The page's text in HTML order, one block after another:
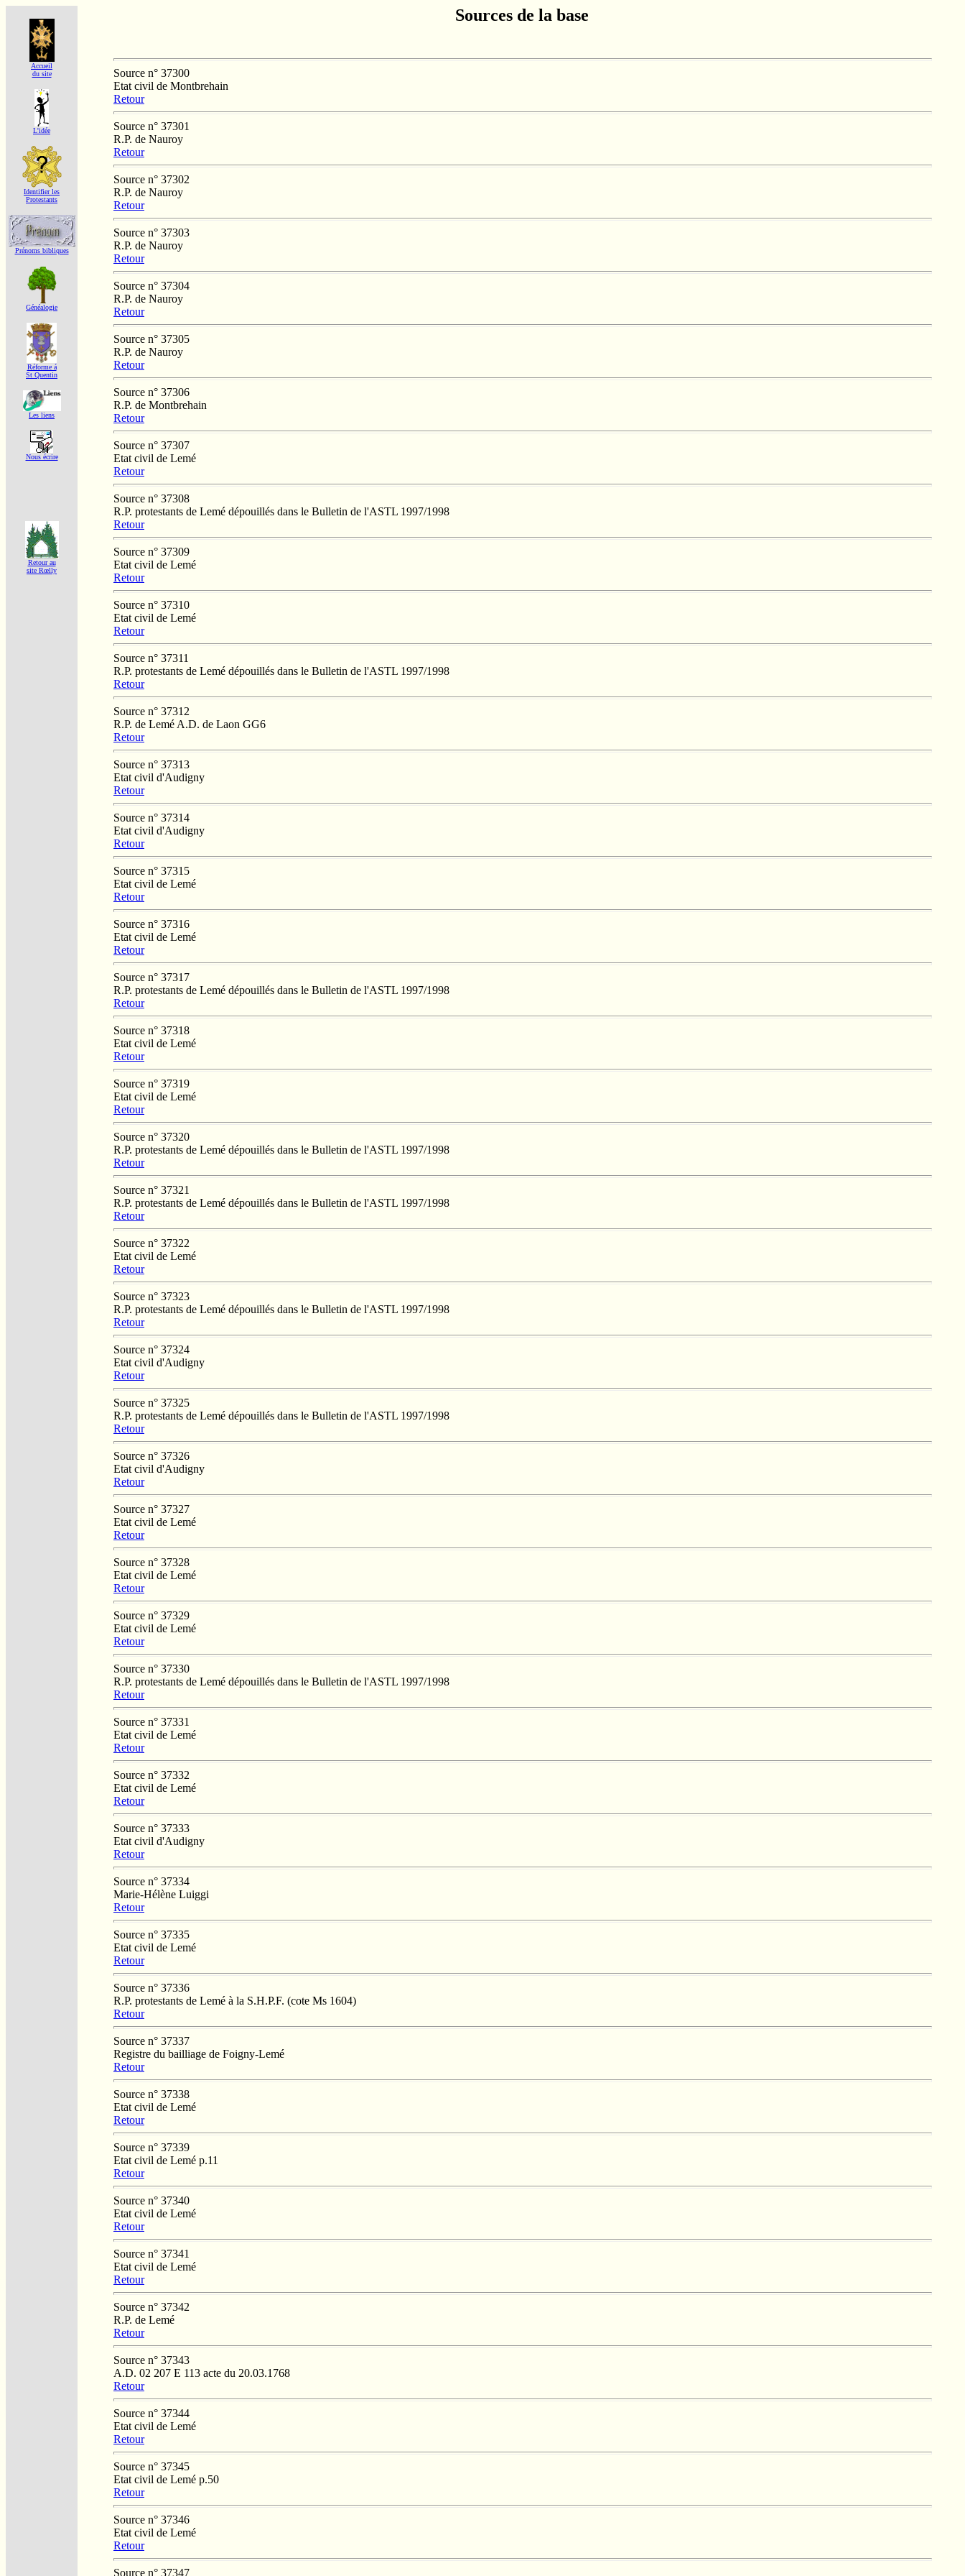
Accueil
du site
L'idée
Identifier les
Protestants
Prénoms bibliques
Généalogie
Réforme á
St Quentin
Les liens
Nous écrire
Retour au
site Rœlly
Sources de la base
Source n° 37300
Etat civil de Montbrehain
Retour
Source n° 37301
R.P. de Nauroy
Retour
Source n° 37302
R.P. de Nauroy
Retour
Source n° 37303
R.P. de Nauroy
Retour
Source n° 37304
R.P. de Nauroy
Retour
Source n° 37305
R.P. de Nauroy
Retour
Source n° 37306
R.P. de Montbrehain
Retour
Source n° 37307
Etat civil de Lemé
Retour
Source n° 37308
R.P. protestants de Lemé dépouillés dans le Bulletin de l'ASTL 1997/1998
Retour
Source n° 37309
Etat civil de Lemé
Retour
Source n° 37310
Etat civil de Lemé
Retour
Source n° 37311
R.P. protestants de Lemé dépouillés dans le Bulletin de l'ASTL 1997/1998
Retour
Source n° 37312
R.P. de Lemé A.D. de Laon GG6
Retour
Source n° 37313
Etat civil d'Audigny
Retour
Source n° 37314
Etat civil d'Audigny
Retour
Source n° 37315
Etat civil de Lemé
Retour
Source n° 37316
Etat civil de Lemé
Retour
Source n° 37317
R.P. protestants de Lemé dépouillés dans le Bulletin de l'ASTL 1997/1998
Retour
Source n° 37318
Etat civil de Lemé
Retour
Source n° 37319
Etat civil de Lemé
Retour
Source n° 37320
R.P. protestants de Lemé dépouillés dans le Bulletin de l'ASTL 1997/1998
Retour
Source n° 37321
R.P. protestants de Lemé dépouillés dans le Bulletin de l'ASTL 1997/1998
Retour
Source n° 37322
Etat civil de Lemé
Retour
Source n° 37323
R.P. protestants de Lemé dépouillés dans le Bulletin de l'ASTL 1997/1998
Retour
Source n° 37324
Etat civil d'Audigny
Retour
Source n° 37325
R.P. protestants de Lemé dépouillés dans le Bulletin de l'ASTL 1997/1998
Retour
Source n° 37326
Etat civil d'Audigny
Retour
Source n° 37327
Etat civil de Lemé
Retour
Source n° 37328
Etat civil de Lemé
Retour
Source n° 37329
Etat civil de Lemé
Retour
Source n° 37330
R.P. protestants de Lemé dépouillés dans le Bulletin de l'ASTL 1997/1998
Retour
Source n° 37331
Etat civil de Lemé
Retour
Source n° 37332
Etat civil de Lemé
Retour
Source n° 37333
Etat civil d'Audigny
Retour
Source n° 37334
Marie-Hélène Luiggi
Retour
Source n° 37335
Etat civil de Lemé
Retour
Source n° 37336
R.P. protestants de Lemé à la S.H.P.F. (cote Ms 1604)
Retour
Source n° 37337
Registre du bailliage de Foigny-Lemé
Retour
Source n° 37338
Etat civil de Lemé
Retour
Source n° 37339
Etat civil de Lemé p.11
Retour
Source n° 37340
Etat civil de Lemé
Retour
Source n° 37341
Etat civil de Lemé
Retour
Source n° 37342
R.P. de Lemé
Retour
Source n° 37343
A.D. 02 207 E 113 acte du 20.03.1768
Retour
Source n° 37344
Etat civil de Lemé
Retour
Source n° 37345
Etat civil de Lemé p.50
Retour
Source n° 37346
Etat civil de Lemé
Retour
Source n° 37347